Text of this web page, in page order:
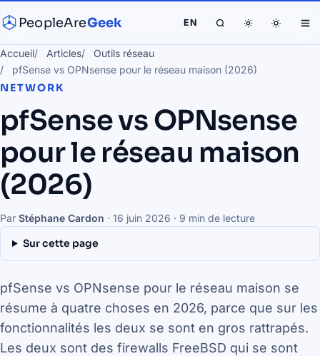
PeopleAreGeek EN
Accueil Articles
Outils réseau
pfSense vs OPNsense pour le réseau maison (2026)
NETWORK
pfSense vs OPNsense
pour le réseau maison
(2026)
Par Stéphane Cardon · 16 juin 2026 · 9 min de lecture
Sur cette page
pfSense vs OPNsense pour le réseau maison se
résume à quatre choses en 2026, parce que sur les
fonctionnalités les deux se sont en gros rattrapés.
Les deux sont des firewalls FreeBSD qui se sont